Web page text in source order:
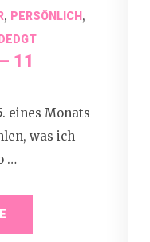
, PERSÖNLICH,
11
eines Monats
was ich
…